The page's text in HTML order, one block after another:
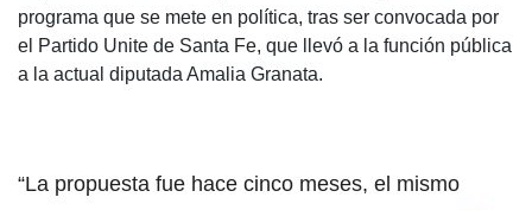
programa que se mete en política, tras ser convocada por
el Partido Unite de Santa Fe, que llevó a la función pública
a la actual diputada Amalia Granata.
“La propuesta fue hace cinco meses, el mismo